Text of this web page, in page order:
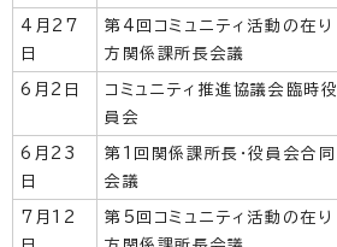
4月27
日
第4回コミュニティ活動の在り
方関係課所長会議
6月2日
コミュニティ推進協議会臨時役
員会
6月23
日
第1回関係課所長・役員会合同
会議
7月12
第5回コミュニティ活動の在り